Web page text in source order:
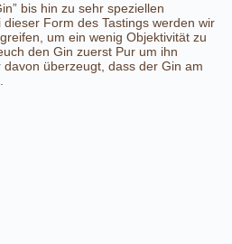
bis hin zu sehr speziellen
Form des Tastings werden wir
um ein wenig Objektivität zu
den Gin zuerst Pur um ihn
überzeugt, dass der Gin am